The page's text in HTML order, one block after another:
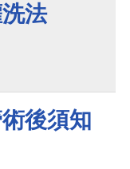
法
後須知